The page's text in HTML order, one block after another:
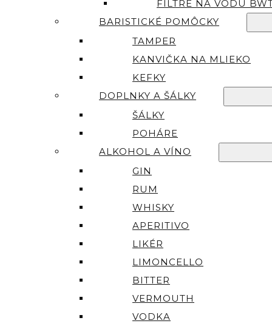
FILTRE NA VODU
BARISTICKÉ POMÔCKY
TAMPER
KANVIČKA NA MLIEKO
KEFKY
DOPLNKY A ŠÁLKY
ŠÁLKY
POHÁRE
ALKOHOL A VÍNO
GIN
RUM
WHISKY
APERITIVO
LIKÉR
LIMONCELLO
BITTER
VERMOUTH
VODKA